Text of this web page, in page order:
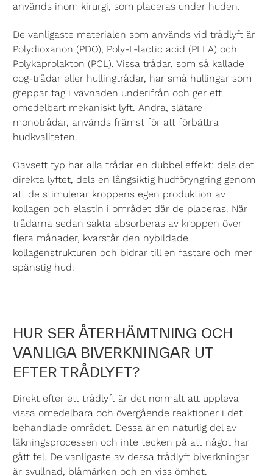
används inom kirurgi, som placeras under huden.
De vanligaste materialen som används vid trådlyft är
Polydioxanon (PDO), Poly-L-lactic acid (PLLA) och
Polykaprolakton (PCL). Vissa trådar, som så kallade
cog-trådar eller hullingtrådar, har små hullingar som
greppar tag i vävnaden underifrån och ger ett
omedelbart mekaniskt lyft. Andra, slätare
monotrådar, används främst för att förbättra
hudkvaliteten.
Oavsett typ har alla trådar en dubbel effekt: dels det
direkta lyftet, dels en långsiktig hudföryngring genom
att de stimulerar kroppens egen produktion av
kollagen och elastin i området där de placeras. När
trådarna sedan sakta absorberas av kroppen över
flera månader, kvarstår den nybildade
kollagenstrukturen och bidrar till en fastare och mer
spänstig hud.
HUR SER ÅTERHÄMTNING OCH
VANLIGA BIVERKNINGAR UT
EFTER TRÅDLYFT?
Direkt efter ett trådlyft är det normalt att uppleva
vissa omedelbara och övergående reaktioner i det
behandlade området. Dessa är en naturlig del av
läkningsprocessen och inte tecken på att något har
gått fel. De vanligaste av dessa trådlyft biverkningar
är svullnad, blåmärken och en viss ömhet.